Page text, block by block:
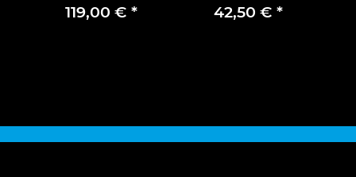
Portemmonaie
119,00 € * 42,50 € *